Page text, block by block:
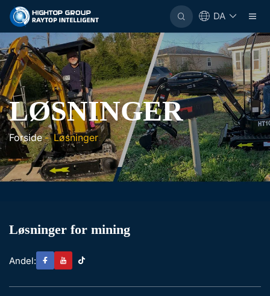
DA
LØSNINGER
Forside-Løsninger
Løsninger for mining
Andel: